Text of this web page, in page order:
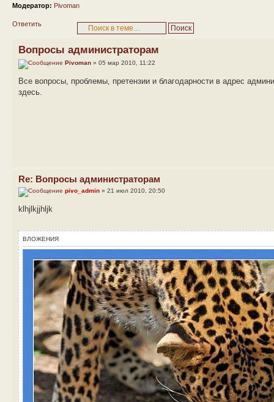
Модератор: Pivoman
Ответить
Вопросы администраторам
Pivoman » 05 мар 2010, 11:22
Все вопросы, проблемы, претензии и благодарности в адрес
здесь.
Re: Вопросы администраторам
pivo_admin » 21 июл 2010, 20:50
klhjlkjjhljk
ВЛОЖЕНИЯ